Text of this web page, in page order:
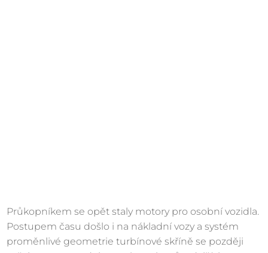
Průkopníkem se opět staly motory pro osobní vozidla.
Postupem času došlo i na nákladní vozy a systém
proměnlivé geometrie turbínové skříně se později